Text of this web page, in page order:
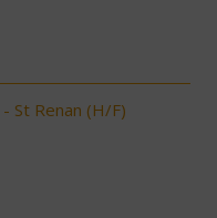
St Renan (H/F)